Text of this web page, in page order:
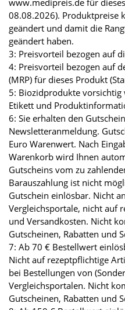
www.medipreis.de für
08.08.2026). Produktpreise
geändert und damit die
geändert haben.
3: Preisvorteil bezogen auf
4: Preisvorteil bezogen auf
(MRP) für dieses Produkt
5: Biozidprodukte vorsichtig
Etikett und
6: Sie erhalten den
Newsletteranmeldung.
Euro Warenwert. Nach
Warenkorb wird Ihnen
Gutscheins vom zu
Barauszahlung ist nicht
Gutschein einlösbar. Nicht
Vergleichsportale, nicht auf
und Versandkosten. Nicht
Gutscheinen, Rabatten und
7: Ab 70 € Bestellwert
Nicht auf rezeptpflichtige
bei Bestellungen von
Vergleichsportalen. Nicht
Gutscheinen, Rabatten und